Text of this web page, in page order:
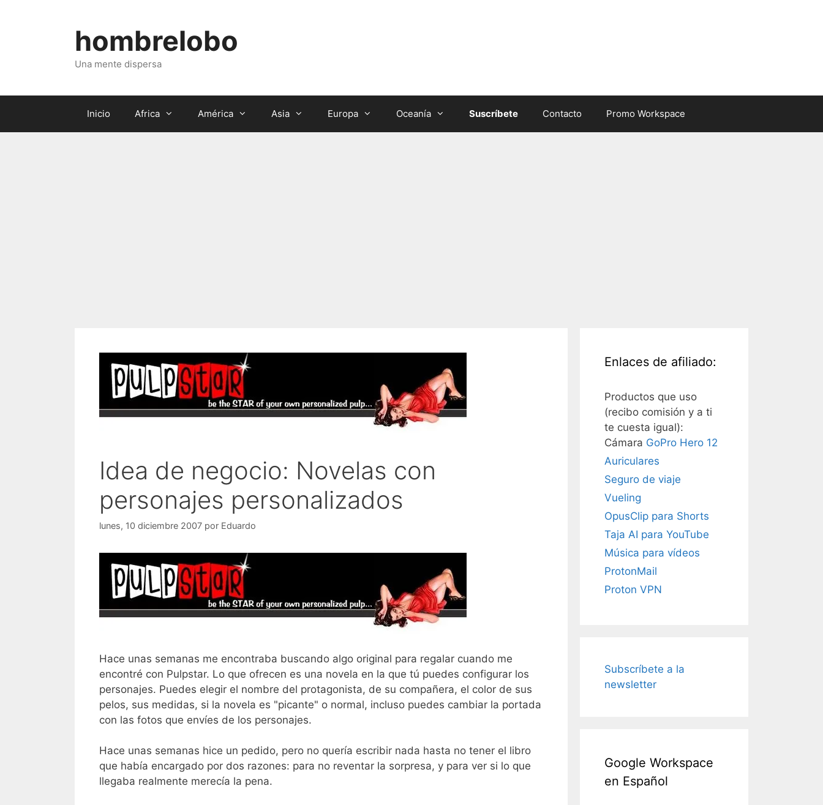
hombrelobo
Una mente dispersa
Inicio Africa América Asia Europa Oceanía Suscríbete Contacto Promo Workspace
Idea de negocio: Novelas con
personajes personalizados
lunes, 10 diciembre 2007 por Eduardo
Hace unas semanas me encontraba buscando algo original para regalar cuando me
encontré con Pulpstar. Lo que ofrecen es una novela en la que tú puedes configurar los
personajes. Puedes elegir el nombre del protagonista, de su compañera, el color de sus
pelos, sus medidas, si la novela es "picante" o normal, incluso puedes cambiar la portada
con las fotos que envíes de los personajes.
Hace unas semanas hice un pedido, pero no quería escribir nada hasta no tener el libro
que había encargado por dos razones: para no reventar la sorpresa, y para ver si lo que
llegaba realmente merecía la pena.
Enlaces de afiliado:
Productos que uso
(recibo comisión y a ti
te cuesta igual):
Cámara GoPro Hero 12
Auriculares
Seguro de viaje
Vueling
OpusClip para Shorts
Taja AI para YouTube
Música para vídeos
ProtonMail
Proton VPN
Subscríbete a la
newsletter
Google Workspace
en Español